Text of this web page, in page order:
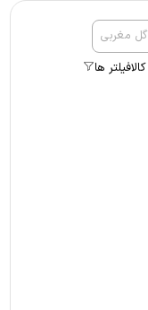
گل مغربی
فیلتر ها